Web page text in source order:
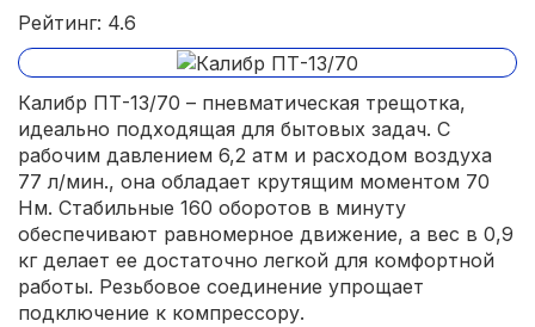
Рейтинг: 4.6
Калибр ПТ-13/70 – пневматическая трещотка,
идеально подходящая для бытовых задач. С
рабочим давлением 6,2 атм и расходом воздуха
77 л/мин., она обладает крутящим моментом 70
Нм. Стабильные 160 оборотов в минуту
обеспечивают равномерное движение, а вес в 0,9
кг делает ее достаточно легкой для комфортной
работы. Резьбовое соединение упрощает
подключение к компрессору.